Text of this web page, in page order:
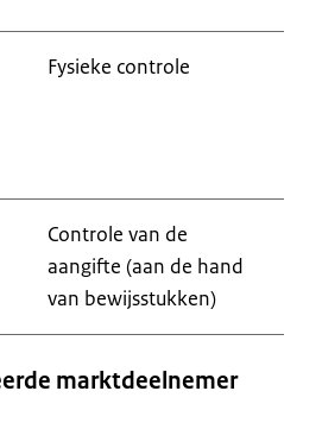
Fysieke controle
Controle van de
aangifte (aan de hand
van bewijsstukken)
marktdeelnemer